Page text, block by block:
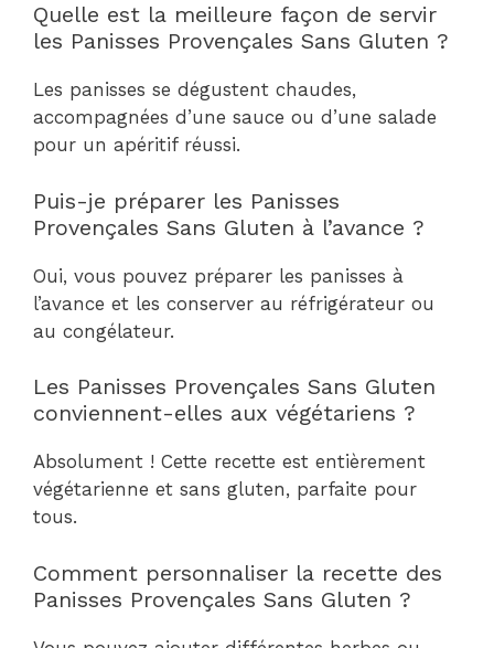
Quelle est la meilleure façon de servir
les Panisses Provençales Sans Gluten ?
Les panisses se dégustent chaudes,
accompagnées d’une sauce ou d’une salade
pour un apéritif réussi.
Puis-je préparer les Panisses
Provençales Sans Gluten à l’avance ?
Oui, vous pouvez préparer les panisses à
l’avance et les conserver au réfrigérateur ou
au congélateur.
Les Panisses Provençales Sans Gluten
conviennent-elles aux végétariens ?
Absolument ! Cette recette est entièrement
végétarienne et sans gluten, parfaite pour
tous.
Comment personnaliser la recette des
Panisses Provençales Sans Gluten ?